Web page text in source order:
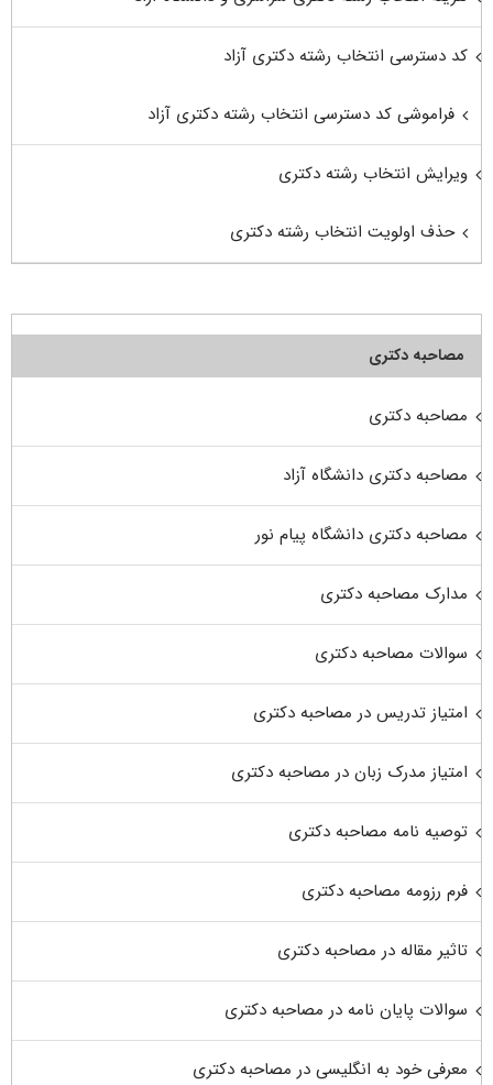
کد دسترسی انتخاب رشته دکتری آزاد
فراموشی کد دسترسی انتخاب رشته دکتری آزاد
ویرایش انتخاب رشته دکتری
حذف اولویت انتخاب رشته دکتری
مصاحبه دکتری
مصاحبه دکتری
مصاحبه دکتری دانشگاه آزاد
مصاحبه دکتری دانشگاه پیام نور
مدارک مصاحبه دکتری
سوالات مصاحبه دکتری
امتیاز تدریس در مصاحبه دکتری
امتیاز مدرک زبان در مصاحبه دکتری
توصیه نامه مصاحبه دکتری
فرم رزومه مصاحبه دکتری
تاثیر مقاله در مصاحبه دکتری
سوالات پایان نامه در مصاحبه دکتری
معرفی خود به انگلیسی در مصاحبه دکتری